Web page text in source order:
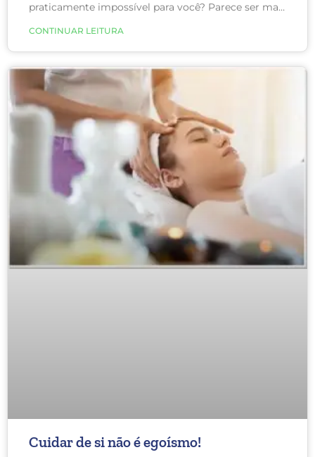
praticamente impossível para você? Parece ser mais
cuidar de si mesma? Calma, isso não é verdade! Na
realidade, cuidar de si te faz uma mãe ou um pai
melhor e ajuda os seus filhos a se tornarem
humanos melhores.
CONTINUAR LEITURA
Cuidar de si não é egoísmo!